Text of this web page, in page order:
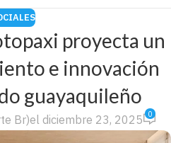
proyecta un
e innovación
guayaquileño
Br)el diciembre 23, 2025 0